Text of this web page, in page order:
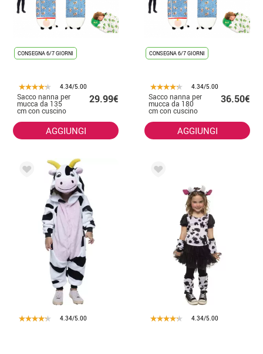
CONSEGNA 6/7 GIORNI
4.34/5.00
Sacco nanna per
mucca da 135
cm con cuscino
29.99€
AGGIUNGI
CONSEGNA 6/7 GIORNI
4.34/5.00
Sacco nanna per
mucca da 180
cm con cuscino
36.50€
AGGIUNGI
4.34/5.00 4.34/5.00